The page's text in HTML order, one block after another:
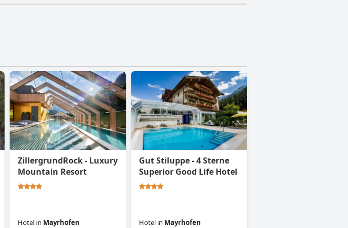
ZillergrundRock - Luxury
Mountain Resort
Hotel in Mayrhofen
Gut Stiluppe - 4 Sterne
Superior Good Life Hotel
Hotel in Mayrhofen